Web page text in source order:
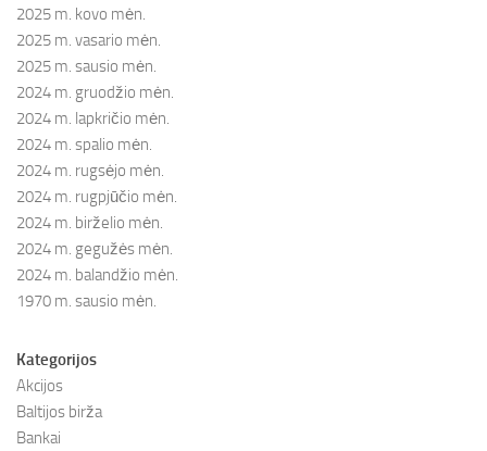
2025 m. kovo mėn.
2025 m. vasario mėn.
2025 m. sausio mėn.
2024 m. gruodžio mėn.
2024 m. lapkričio mėn.
2024 m. spalio mėn.
2024 m. rugsėjo mėn.
2024 m. rugpjūčio mėn.
2024 m. birželio mėn.
2024 m. gegužės mėn.
2024 m. balandžio mėn.
1970 m. sausio mėn.
Kategorijos
Akcijos
Baltijos birža
Bankai